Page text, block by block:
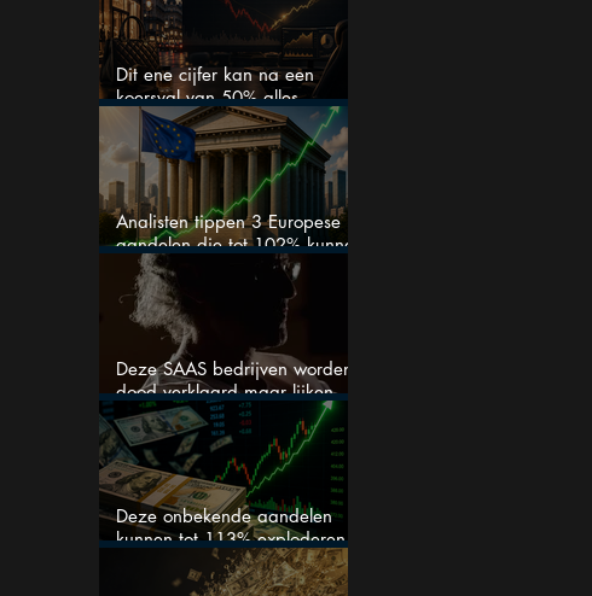
Dit ene cijfer kan na een
koersval van 50% alles
veranderen
Analisten tippen 3 Europese
aandelen die tot 102% kunnen
stijgen
Deze SAAS bedrijven worden
dood verklaard maar lijken
springlevend
Deze onbekende aandelen
kunnen tot 113% exploderen
(één springt eruit)